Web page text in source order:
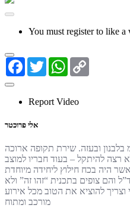
You must register to like a
Facebook
TwitterWhatsApp
Report Video
אלי פרוכטר
בלבנון ובעזה. שירת תקופה ארוכה
רצה להיתקל – בעוד חבריו למוצב
היה בכח חילוץ ליחידה מיוחדת
והם צופים בתכנית “זהו זה” ולא
וצריך להוציא את הטוב מכל אירוע
מורכב ומתוח